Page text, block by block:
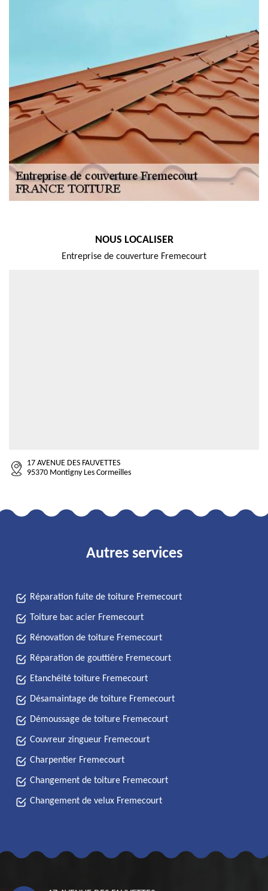
NOUS LOCALISER
Entreprise de couverture Fremecourt
17 AVENUE DES FAUVETTES
95370 Montigny Les Cormeilles
Autres services
Réparation fuite de toiture Fremecourt
Toiture bac acier Fremecourt
Rénovation de toiture Fremecourt
Réparation de gouttière Fremecourt
Etanchéité toiture Fremecourt
Désamaintage de toiture Fremecourt
Démoussage de toiture Fremecourt
Couvreur zingueur Fremecourt
Charpentier Fremecourt
Changement de toiture Fremecourt
Changement de velux Fremecourt